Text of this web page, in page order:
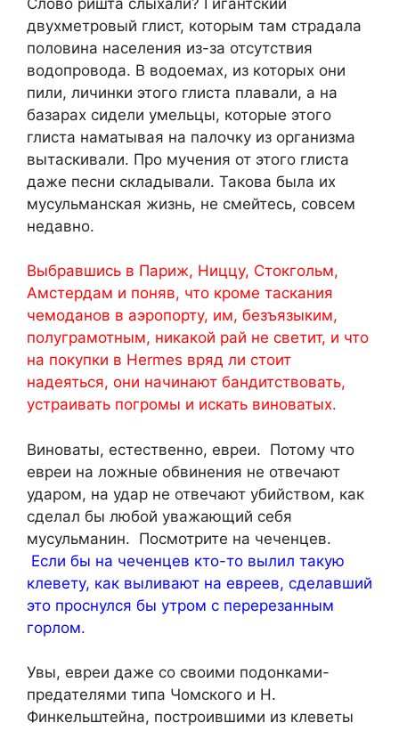
двухметровый глист, которым там страдала
половина населения из-за отсутствия
водопровода. В водоемах, из которых они
пили, личинки этого глиста плавали, а на
базарах сидели умельцы, которые этого
глиста наматывая на палочку из организма
вытаскивали. Про мучения от этого глиста
даже песни складывали. Такова была их
мусульманская жизнь, не смейтесь, совсем
недавно.
Выбравшись в Париж, Ниццу, Стокгольм,
Амстердам и поняв, что кроме таскания
чемоданов в аэропорту, им, безъязыким,
полуграмотным, никакой рай не светит, и что
на покупки в Hermes вряд ли стоит
надеяться, они начинают бандитствовать,
устраивать погромы и искать виноватых.
Виноваты, естественно, евреи. Потому что
евреи на ложные обвинения не отвечают
ударом, на удар не отвечают убийством, как
сделал бы любой уважающий себя
мусульманин. Посмотрите на чеченцев.
Если бы на чеченцев кто-то вылил такую
клевету, как выливают на евреев, сделавший
это проснулся бы утром с перерезанным
горлом.
Увы, евреи даже со своими подонками-
предателями типа Чомского и Н.
Финкельштейна, построившими из клеветы